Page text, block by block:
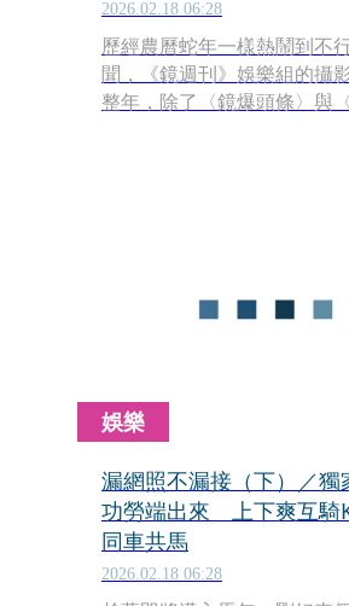
2026.02.18 06:28
歷經農曆蛇年一樣熱鬧到不
聞，《鏡週刊》娛樂組的攝
整年，除了〈鏡爆頭條〉與
娛樂
漏網照不漏接（下）／獨
功勞端出來 上下爽互騎
同車共馬
2026.02.18 06:28